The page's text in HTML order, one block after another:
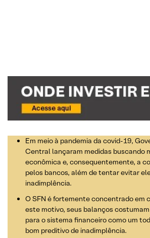
Em meio à pandemia da covid-19,
Central lançaram medidas buscando
econômica e, consequentemente, a
pelos bancos, além de tentar evitar
inadimplência.
O SFN é fortemente concentrado em
este motivo, seus balanços
para o sistema financeiro como um
bom preditivo de inadimplência.